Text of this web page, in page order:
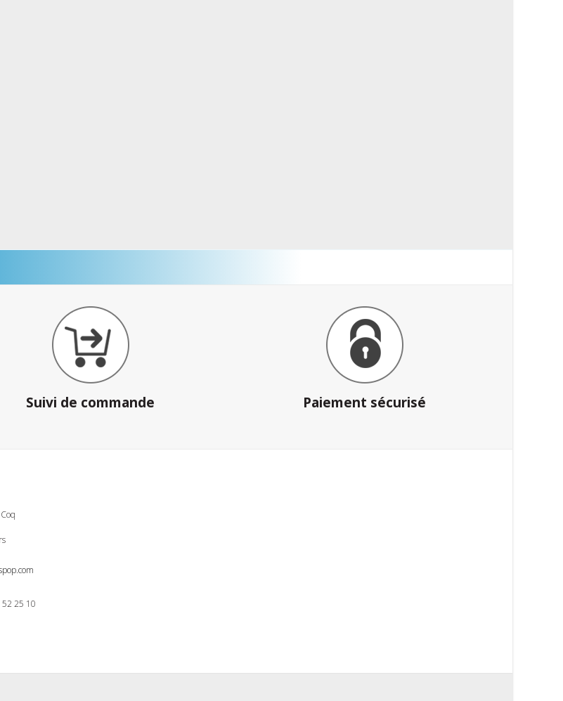
Suivi de commande Paiement sécurisé
25 10